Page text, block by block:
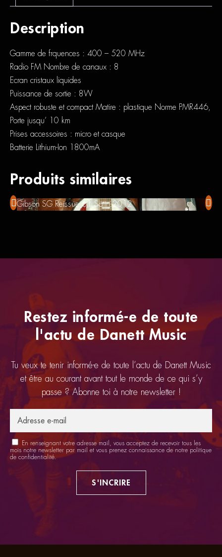
Description
Gamme de frquences : 400 – 520 MHz
Radio FM Nombre de canaux : 8
Ecran cristaux liquides
Puissance de sortie : 8W
Aspect robuste et compact Matire : plastique Norme PMR446,
Porte jusqu’ 10 km
Prises accessoires : micro et casque
Batterie Lithium-Ion 1800mA
Produits similaires
Gibson SG Reissue 61 Satin 2012
Restez informé-e de toute
l'actu de Danett Music
Tu veux te tenir informé-e de toute l’actu de Danett Music
et être au courant avant tout le monde de ce qui s’y
passe ? Abonne toi à notre newsletter !
En renseignant votre adresse mail, vous acceptez de recevoir tous les
mois notre newsletter par mail et vous prenez connaissance de notre politique
de confidentialité.
S'INCRIRE